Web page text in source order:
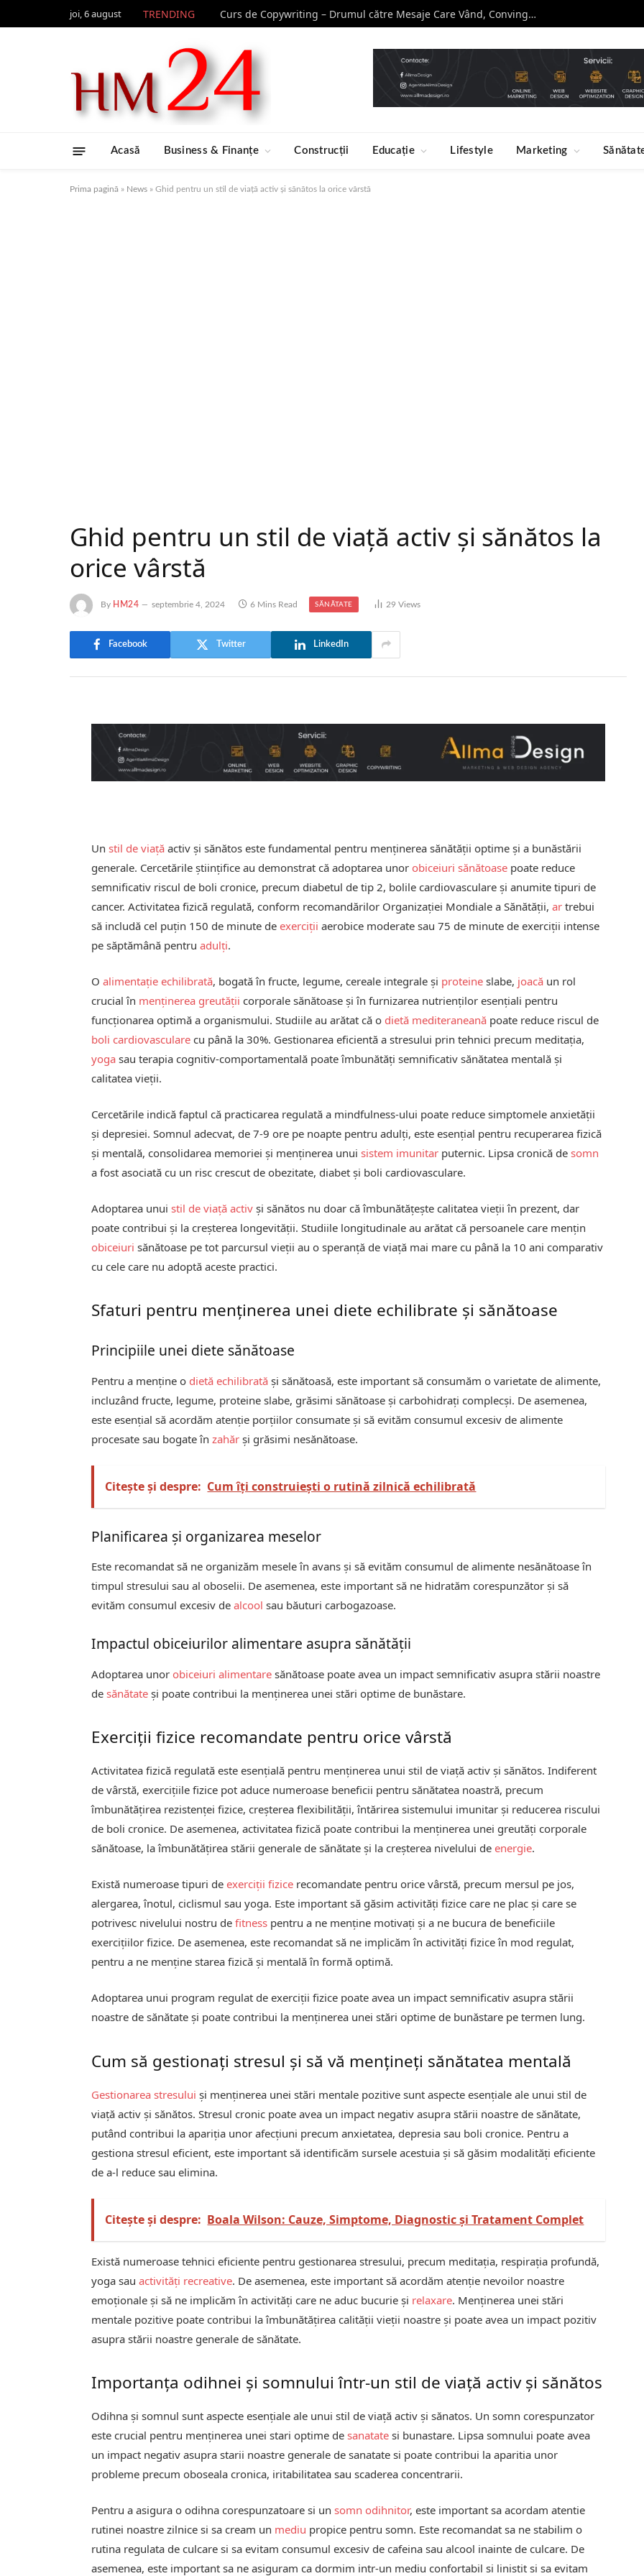
joi, 6 august TRENDING Curs de Copywriting – Drumul către Mesaje Care Vând, Conving și Construiesc Branduri Puternice
Acasă Business & Finanțe Construcții Educație Lifestyle Marketing
Prima pagină » News » Ghid pentru un stil de viață activ și sănătos la orice vârstă
Ghid pentru un stil de viață activ și sănătos la
orice vârstă
By HM24 septembrie 4, 2024 6 Mins Read SĂNĂTATE 29 Views
Facebook Twitter LinkedIn
Unstil de viață activ și sănătos este fundamental pentru menținerea sănătății optime și a bunăstării
generale. Cercetările științifice au demonstrat că adoptarea unor obiceiuri sănătoase poate reduce
semnificativ riscul de boli cronice, precum diabetul de tip 2, bolile cardiovasculare și anumite tipuri de
cancer. Activitatea fizică regulată, conform recomandărilor Organizației Mondiale a Sănătății,ar trebui
să includă cel puțin 150 de minute de exerciții aerobice moderate sau 75 de minute de exerciții intense
pe săptămână pentruadulți.
Oalimentație echilibrată, bogată în fructe, legume, cereale integrale și proteine slabe, joacă un rol
crucial în menținerea greutății corporale sănătoase și în furnizarea nutrienților esențiali pentru
funcționarea optimă a organismului. Studiile au arătat că o dietă mediteraneană poate reduce riscul de
boli cardiovasculare cu până la 30%. Gestionarea eficientă a stresului prin tehnici precum meditația,
yoga sau terapia cognitiv-comportamentală poate îmbunătăți semnificativ sănătatea mentală și
calitatea vieții.
Cercetările indică faptul că practicarea regulată a mindfulness-ului poate reduce simptomele anxietății
și depresiei. Somnul adecvat, de 7-9 ore pe noapte pentru adulți, este esențial pentru recuperarea fizică
și mentală, consolidarea memoriei și menținerea unuisistem imunitar puternic. Lipsa cronică desomn
a fost asociată cu un risc crescut de obezitate, diabet și boli cardiovasculare.
Adoptarea unuistil de viață activ și sănătos nu doar că îmbunătățește calitatea vieții în prezent, dar
poate contribui și la creșterea longevității. Studiile longitudinale au arătat că persoanele care mențin
obiceiuri sănătoase pe tot parcursul vieții au o speranță de viață mai mare cu până la 10 ani comparativ
cu cele care nu adoptă aceste practici.
Sfaturi pentru menținerea unei diete echilibrate și sănătoase
Principiile unei diete sănătoase
Pentru a menține o dietă echilibrată și sănătoasă, este important să consumăm o varietate de alimente,
incluzând fructe, legume, proteine slabe, grăsimi sănătoase și carbohidrați complecși. De asemenea,
este esențial să acordăm atenție porțiilor consumate și să evităm consumul excesiv de alimente
procesate sau bogate înzahăr și grăsimi nesănătoase.
Citește și despre: Cum îți construiești o rutină zilnică echilibrată
Planificarea și organizarea meselor
Este recomandat să ne organizăm mesele în avans și să evităm consumul de alimente nesănătoase în
timpul stresului sau al oboselii. De asemenea, este important să ne hidratăm corespunzător și să
evităm consumul excesiv dealcool sau băuturi carbogazoase.
Impactul obiceiurilor alimentare asupra sănătății
Adoptarea unor obiceiuri alimentare sănătoase poate avea un impact semnificativ asupra stării noastre
desănătate și poate contribui la menținerea unei stări optime de bunăstare.
Exerciții fizice recomandate pentru orice vârstă
Activitatea fizică regulată este esențială pentru menținerea unui stil de viață activ și sănătos. Indiferent
de vârstă, exercițiile fizice pot aduce numeroase beneficii pentru sănătatea noastră, precum
îmbunătățirea rezistenței fizice, creșterea flexibilității, întărirea sistemului imunitar și reducerea riscului
de boli cronice. De asemenea, activitatea fizică poate contribui la menținerea unei greutăți corporale
sănătoase, la îmbunătățirea stării generale de sănătate și la creșterea nivelului de energie.
Există numeroase tipuri de exerciții fizice recomandate pentru orice vârstă, precum mersul pe jos,
alergarea, înotul, ciclismul sau yoga. Este important să găsim activități fizice care ne plac și care se
potrivesc nivelului nostru defitness pentru a ne menține motivați și a ne bucura de beneficiile
exercițiilor fizice. De asemenea, este recomandat să ne implicăm în activități fizice în mod regulat,
pentru a ne menține starea fizică și mentală în formă optimă.
Adoptarea unui program regulat de exerciții fizice poate avea un impact semnificativ asupra stării
noastre de sănătate și poate contribui la menținerea unei stări optime de bunăstare pe termen lung.
Cum să gestionați stresul și să vă mențineți sănătatea mentală
Gestionarea stresului și menținerea unei stări mentale pozitive sunt aspecte esențiale ale unui stil de
viață activ și sănătos. Stresul cronic poate avea un impact negativ asupra stării noastre de sănătate,
putând contribui la apariția unor afecțiuni precum anxietatea, depresia sau boli cronice. Pentru a
gestiona stresul eficient, este important să identificăm sursele acestuia și să găsim modalități eficiente
de a-l reduce sau elimina.
Citește și despre: Boala Wilson: Cauze, Simptome, Diagnostic și Tratament Complet
Există numeroase tehnici eficiente pentru gestionarea stresului, precum meditația, respirația profundă,
yoga sauactivități recreative. De asemenea, este important să acordăm atenție nevoilor noastre
emoționale și să ne implicăm în activități care ne aduc bucurie și relaxare. Menținerea unei stări
mentale pozitive poate contribui la îmbunătățirea calității vieții noastre și poate avea un impact pozitiv
asupra stării noastre generale de sănătate.
Importanța odihnei și somnului într-un stil de viață activ și sănătos
Odihna și somnul sunt aspecte esențiale ale unui stil de viață activ și sănatos. Un somn corespunzator
este crucial pentru menținerea unei stari optime desanatate si bunastare. Lipsa somnului poate avea
un impact negativ asupra starii noastre generale de sanatate si poate contribui la aparitia unor
probleme precum oboseala cronica, iritabilitatea sau scaderea concentrarii.
Pentru a asigura o odihna corespunzatoare si unsomn odihnitor, este important sa acordam atentie
rutinei noastre zilnice si sa cream un mediu propice pentru somn. Este recomandat sa ne stabilim o
rutina regulata de culcare si sa evitam consumul excesiv de cafeina sau alcool inainte de culcare. De
asemenea, este important sa ne asiguram ca dormim intr-un mediu confortabil si linistit si sa evitam